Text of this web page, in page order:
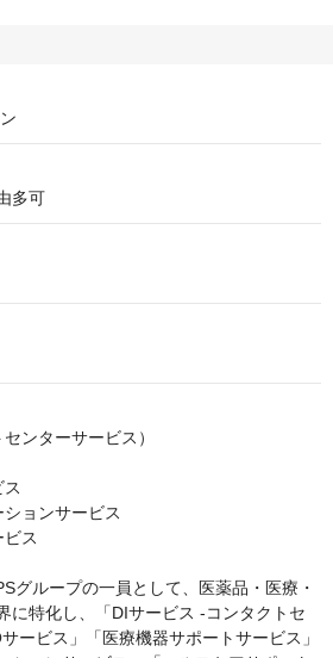
多可
ンターサービス）
ョンサービス
ス
グループの一員として、医薬品・医療・
に特化し、「DIサービス -コンタクトセ
ービス」「医療機器サポートサービス」